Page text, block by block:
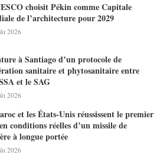
choisit Pékin comme Capitale
de l’architecture pour 2029
2026
à Santiago d’un protocole de
sanitaire et phytosanitaire entre
et le SAG
2026
et les États-Unis réussissent le premier
conditions réelles d’un missile de
à longue portée
2026